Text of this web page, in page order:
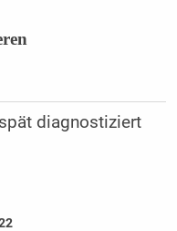
diagnostiziert